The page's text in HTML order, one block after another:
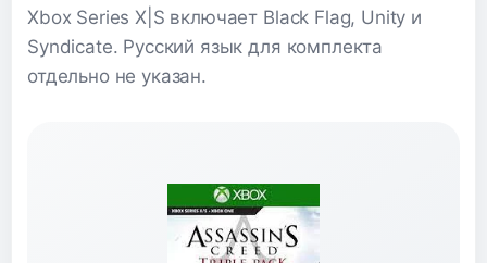
Xbox Series X|S включает Black Flag, Unity и
Syndicate. Русский язык для комплекта
отдельно не указан.